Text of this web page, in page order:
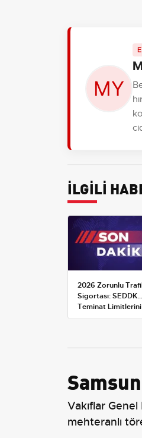
İLGİLİ
2026 Zorunlu
Sigortası: SEDDK
Teminat
Çoklu Araç
Vakıflar
mehteranlı